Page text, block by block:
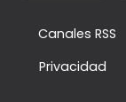
Canales RSS
Privacidad